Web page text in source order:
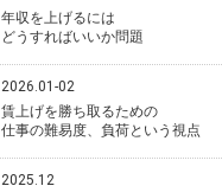
年収を上げるには
どうすればいいか問題
2026.01-02
賃上げを勝ち取るための
仕事の難易度、負荷という視点
2025.12